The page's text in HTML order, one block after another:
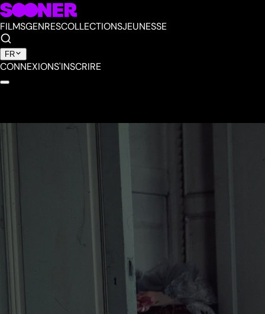
FILMSGENRESCOLLECTIONSJEUNESSE
FR
CONNEXIONS'INSCRIRE